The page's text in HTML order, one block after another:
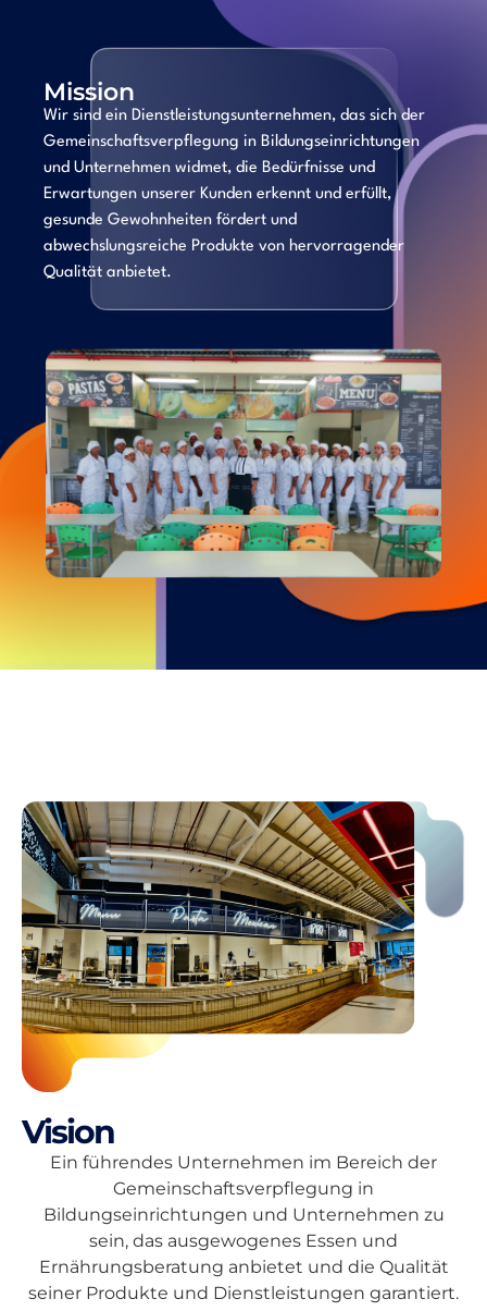
Mission
Wir sind ein Dienstleistungsunternehmen, das sich der
Gemeinschaftsverpflegung in Bildungseinrichtungen
und Unternehmen widmet, die Bedürfnisse und
Erwartungen unserer Kunden erkennt und erfüllt,
gesunde Gewohnheiten fördert und
abwechslungsreiche Produkte von hervorragender
Qualität anbietet.
Vision
Ein führendes Unternehmen im Bereich der
Gemeinschaftsverpflegung in
Bildungseinrichtungen und Unternehmen zu
sein, das ausgewogenes Essen und
Ernährungsberatung anbietet und die Qualität
seiner Produkte und Dienstleistungen garantiert.